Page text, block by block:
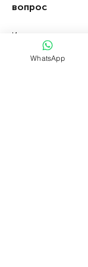
вопрос
Имя
WhatsApp